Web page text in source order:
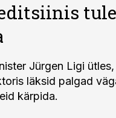
Jürgen Ligi
läksid palgad
kärpida.